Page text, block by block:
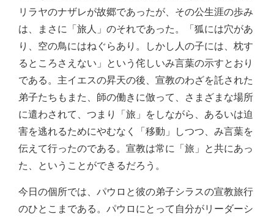
リラヤのナザレが故郷であったが、その公生涯の歩み
は、まさに「旅人」のそれであった。「狐には穴があ
り、空の鳥にはねぐらあり。しかし人の子には、枕す
るところさえない」という侘しいみ言葉の示すとおり
である。主イエスの昇天の後、宣教のわざを託された
弟子たちもまた、師の働きに倣って、さまざまな場所
に遣わされて、つまり「旅」をしながら、あるいは迫
害を逃れるためにやむなく「移動」しつつ、み言葉を
伝えて行ったのである。宣教は常に「旅」と共にあっ
た、ということができるだろう。
今日の個所では、パウロと彼の弟子シラスの宣教旅行
のひとこまである。パウロにとって自分がリーダーシ